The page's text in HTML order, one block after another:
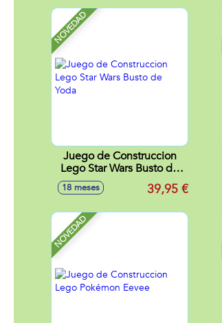
NOVEDAD
Juego de Construccion
Lego Star Wars Busto de
18 meses 39,95 €
NOVEDAD